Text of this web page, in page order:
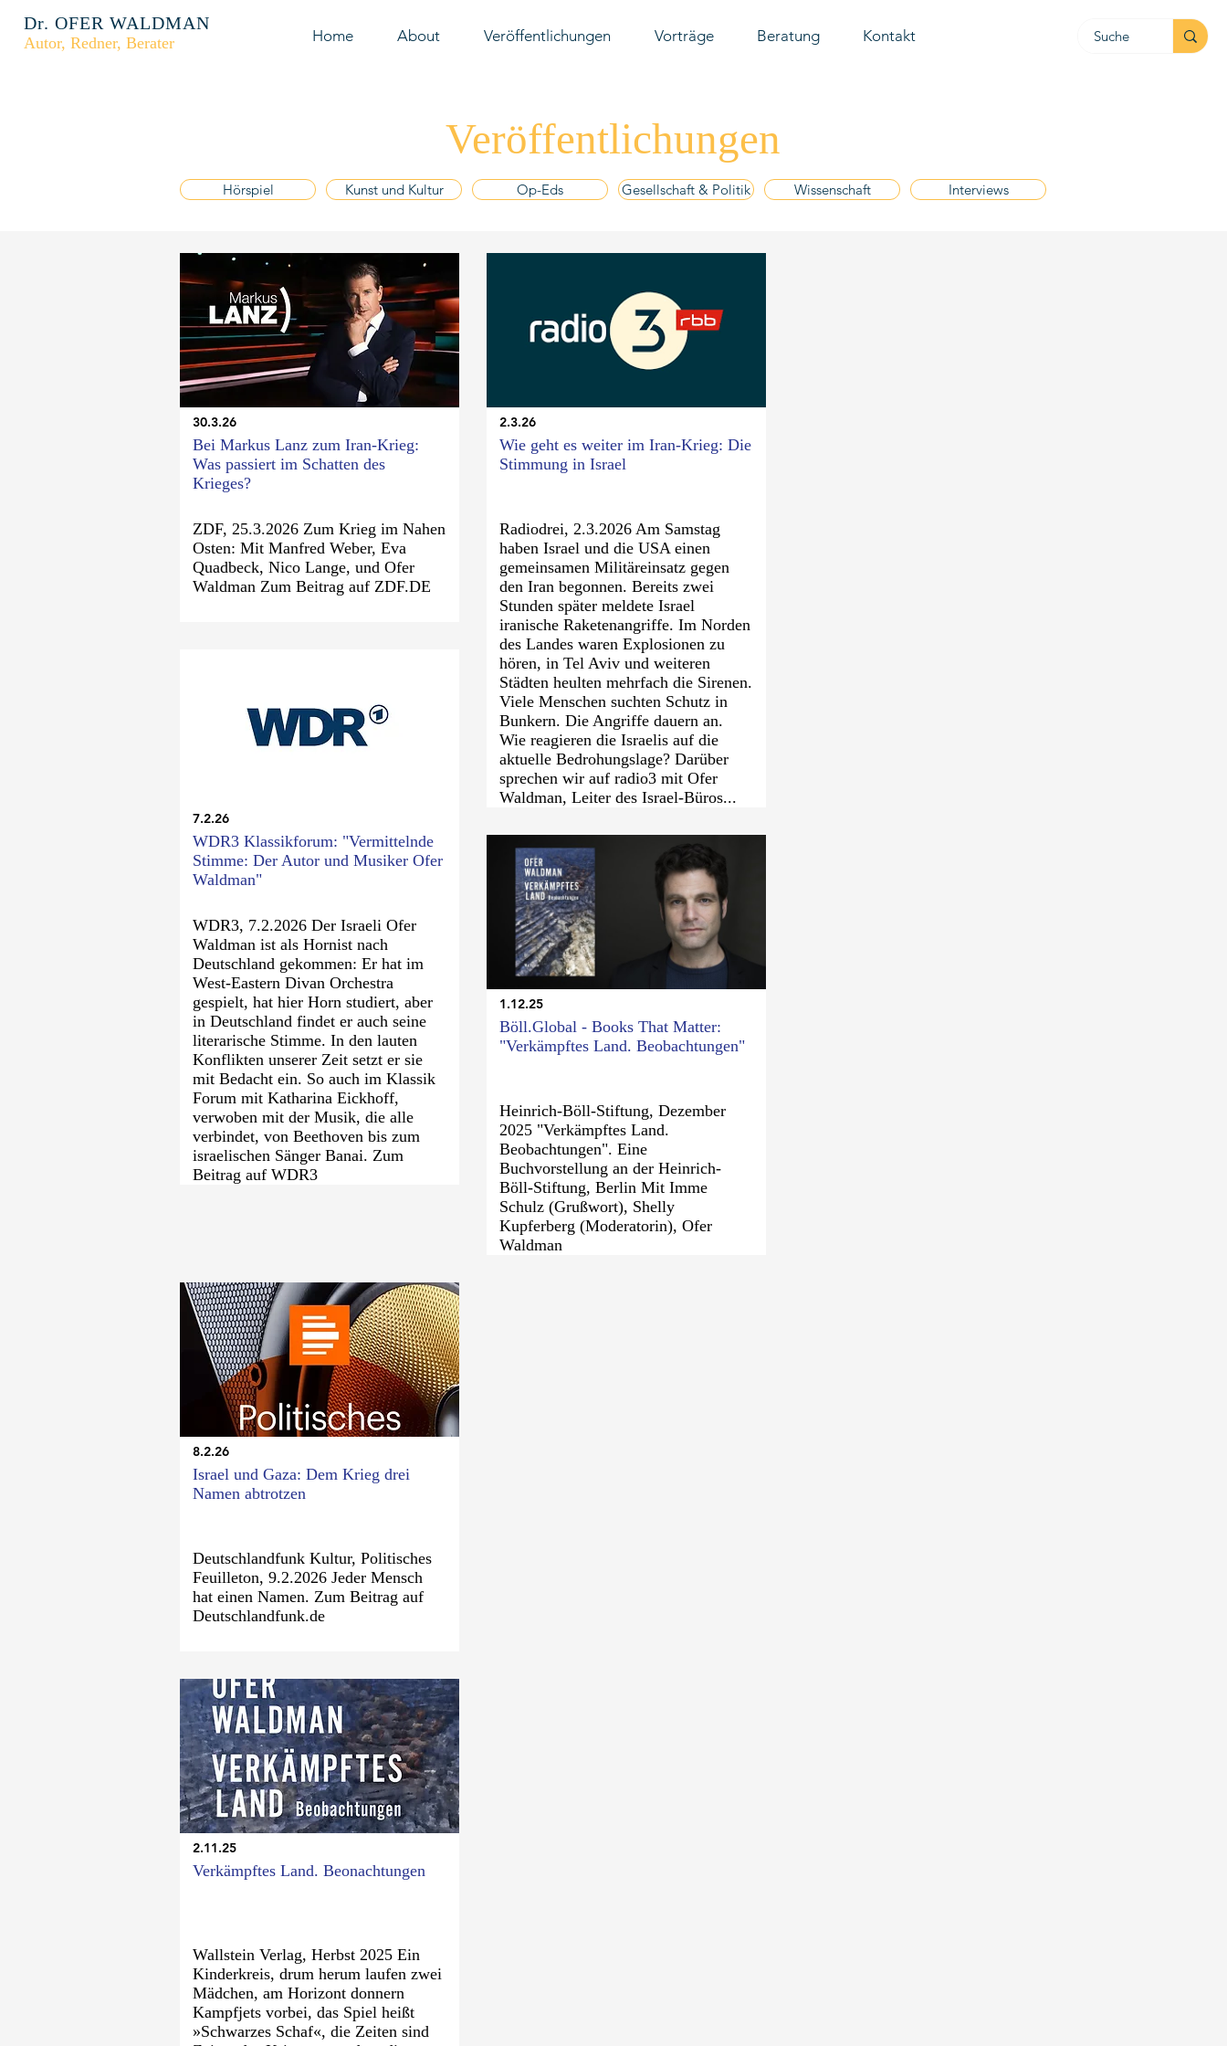
Dr. OFER WALDMAN
Autor, Redner, Berater Home About Veröffentlichungen Vorträge Beratung Kontakt
Veröffentlichungen
Hörspiel Kunst und Kultur Op-Eds Gesellschaft & Politik Wissenschaft Interviews
30.3.26
Bei Markus Lanz zum Iran-Krieg:
Was passiert im Schatten des
Krieges?
ZDF, 25.3.2026 Zum Krieg im Nahen
Osten: Mit Manfred Weber, Eva
Quadbeck, Nico Lange, und Ofer
Waldman Zum Beitrag auf ZDF.DE
7.2.26
WDR3 Klassikforum: "Vermittelnde
Stimme: Der Autor und Musiker Ofer
Waldman"
WDR3, 7.2.2026 Der Israeli Ofer
Waldman ist als Hornist nach
Deutschland gekommen: Er hat im
West-Eastern Divan Orchestra
gespielt, hat hier Horn studiert, aber
in Deutschland findet er auch seine
literarische Stimme. In den lauten
Konflikten unserer Zeit setzt er sie
mit Bedacht ein. So auch im Klassik
Forum mit Katharina Eickhoff,
verwoben mit der Musik, die alle
verbindet, von Beethoven bis zum
israelischen Sänger Banai. Zum
Beitrag auf WDR3
2.3.26
Wie geht es weiter im Iran-Krieg: Die
Stimmung in Israel
Radiodrei, 2.3.2026 Am Samstag
haben Israel und die USA einen
gemeinsamen Militäreinsatz gegen
den Iran begonnen. Bereits zwei
Stunden später meldete Israel
iranische Raketenangriffe. Im Norden
des Landes waren Explosionen zu
hören, in Tel Aviv und weiteren
Städten heulten mehrfach die Sirenen.
Viele Menschen suchten Schutz in
Bunkern. Die Angriffe dauern an.
Wie reagieren die Israelis auf die
aktuelle Bedrohungslage? Darüber
sprechen wir auf radio3 mit Ofer
Waldman, Leiter des Israel-Büros...
1.12.25
Böll.Global - Books That Matter:
"Verkämpftes Land. Beobachtungen"
Heinrich-Böll-Stiftung, Dezember
2025 "Verkämpftes Land.
Beobachtungen". Eine
Buchvorstellung an der Heinrich-
Böll-Stiftung, Berlin Mit Imme
Schulz (Grußwort), Shelly
Kupferberg (Moderatorin), Ofer
Waldman
8.2.26
Israel und Gaza: Dem Krieg drei
Namen abtrotzen
Deutschlandfunk Kultur, Politisches
Feuilleton, 9.2.2026 Jeder Mensch
hat einen Namen. Zum Beitrag auf
Deutschlandfunk.de
2.11.25
Verkämpftes Land. Beonachtungen
Wallstein Verlag, Herbst 2025 Ein
Kinderkreis, drum herum laufen zwei
Mädchen, am Horizont donnern
Kampfjets vorbei, das Spiel heißt
»Schwarzes Schaf«, die Zeiten sind